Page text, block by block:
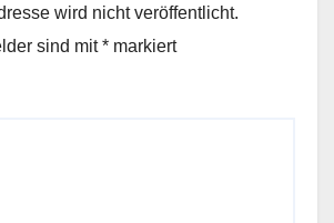
wird nicht veröffentlicht.
sind mit* markiert